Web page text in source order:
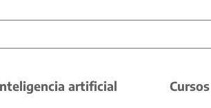
artificial Cursos